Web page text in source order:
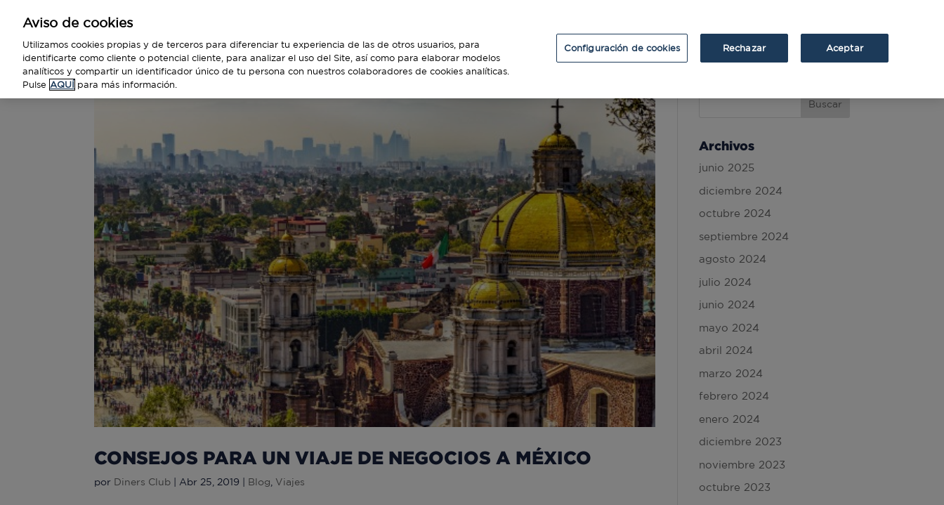
CONSEJOS PARA UN VIAJE DE NEGOCIOS A MÉXICO
por Diners Club | Abr 25, 2019 | Blog Viajes
Archivos
junio 2025
diciembre 2024
octubre 2024
septiembre 2024
agosto 2024
julio 2024
junio 2024
mayo 2024
abril 2024
marzo 2024
febrero 2024
enero 2024
diciembre 2023
noviembre 2023
octubre 2023
Aviso de cookies
Utilizamos cookies propias y de terceros para diferenciar tu experiencia de las de otros usuarios, para
identificarte como cliente o potencial cliente, para analizar el uso del Site, así como para elaborar modelos
analíticos y compartir un identificador único de tu persona con nuestros colaboradores de cookies analíticas.
Pulse AQUÍ para más información.
Configuración de cookies Rechazar Aceptar